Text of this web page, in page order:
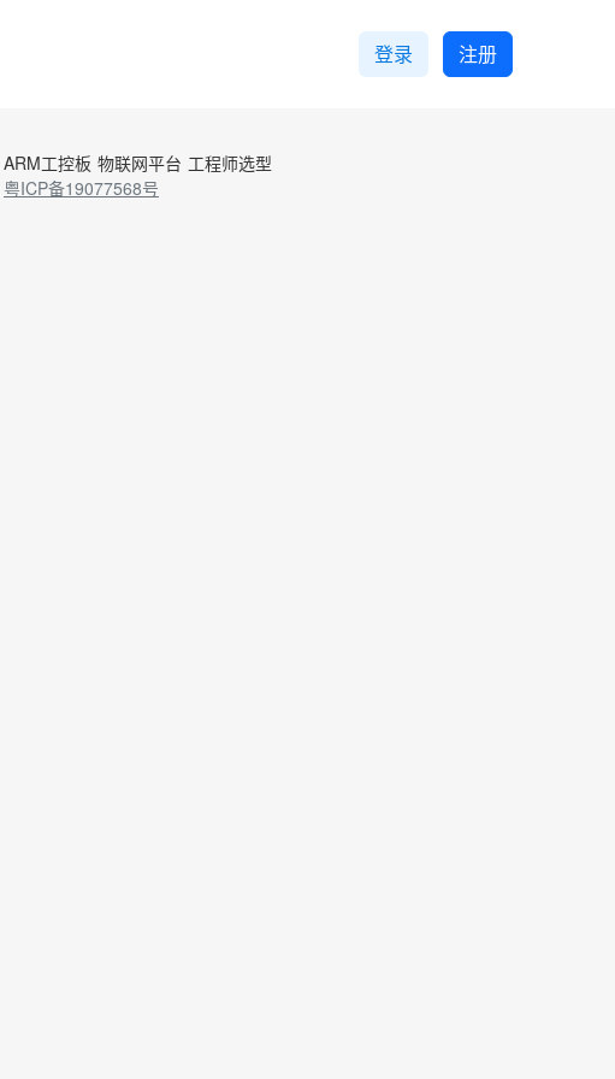
登录 注册
ARM工控板 物联网平台 工程师选型
粤ICP备19077568号